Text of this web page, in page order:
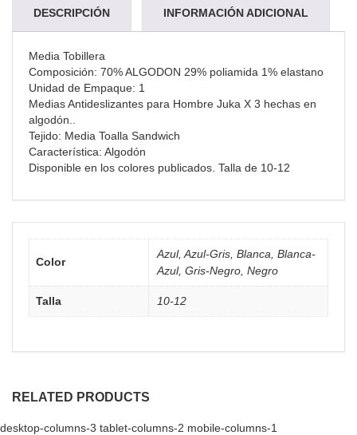
DESCRIPCIÓN INFORMACIÓN ADICIONAL
Media Tobillera
Composición: 70% ALGODON 29% poliamida 1% elastano
Unidad de Empaque: 1
Medias Antideslizantes para Hombre Juka X 3 hechas en
algodón..
Tejido: Media Toalla Sandwich
Característica: Algodón
Disponible en los colores publicados. Talla de 10-12
Color
Azul, Azul-Gris, Blanca, Blanca-
Azul, Gris-Negro, Negro
Talla 10-12
RELATED PRODUCTS
desktop-columns-3 tablet-columns-2 mobile-columns-1